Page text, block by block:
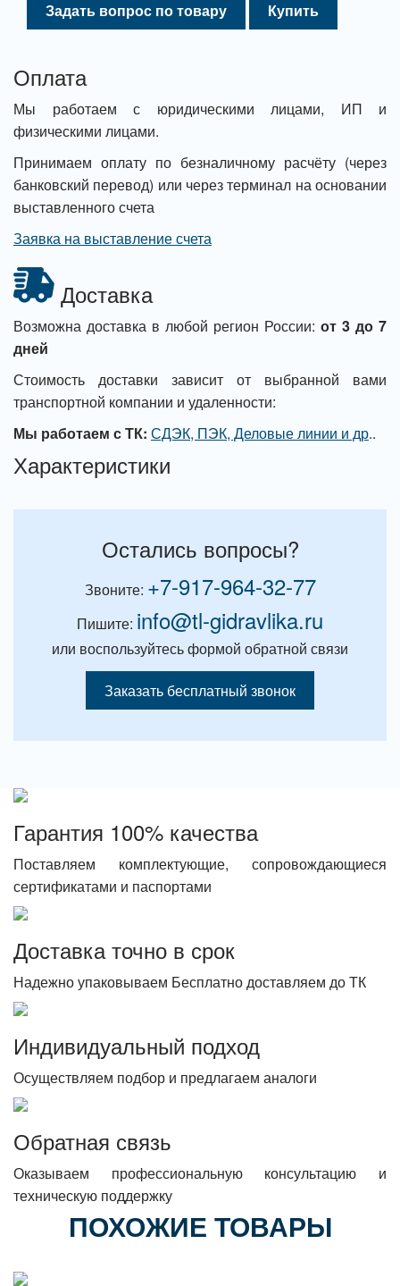
Задать вопрос по товару Купить
Оплата
Мы работаем с юридическими лицами, ИП и
физическими лицами.
Принимаем оплату по безналичному расчёту (через
банковский перевод) или через терминал на основании
выставленного счета
Заявка на выставление счета
Доставка
Возможна доставка в любой регион России: от 3 до 7
дней
Стоимость доставки зависит от выбранной вами
транспортной компании и удаленности:
Мы работаем с ТК: СДЭК, ПЭК, Деловые линии и др..
Характеристики
Остались вопросы?
Звоните: +7-917-964-32-77
Пишите: info@tl-gidravlika.ru
или воспользуйтесь формой обратной связи
Заказать бесплатный звонок
Гарантия 100% качества
Поставляем комплектующие, сопровождающиеся
сертификатами и паспортами
Доставка точно в срок
Надежно упаковываем Бесплатно доставляем до ТК
Индивидуальный подход
Осуществляем подбор и предлагаем аналоги
Обратная связь
Оказываем профессиональную консультацию и
техническую поддержку
ПОХОЖИЕ ТОВАРЫ